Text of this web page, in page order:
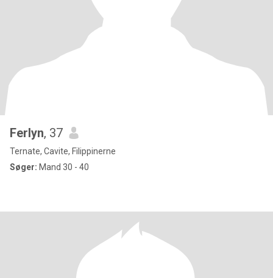
Ferlyn, 37
Ternate, Cavite, Filippinerne
Søger: Mand 30 - 40